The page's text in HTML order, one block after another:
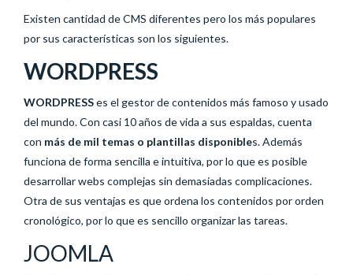
Existen cantidad de CMS diferentes pero los más populares
por sus características son los siguientes.
WORDPRESS
WORDPRESSes el gestor de contenidos más famoso y usado
del mundo. Con casi 10 años de vida a sus espaldas, cuenta
con más de mil temas o plantillas disponibles. Además
funciona de forma sencilla e intuitiva, por lo que es posible
desarrollar webs complejas sin demasiadas complicaciones.
Otra de sus ventajas es que ordena los contenidos por orden
cronológico, por lo que es sencillo organizar las tareas.
JOOMLA